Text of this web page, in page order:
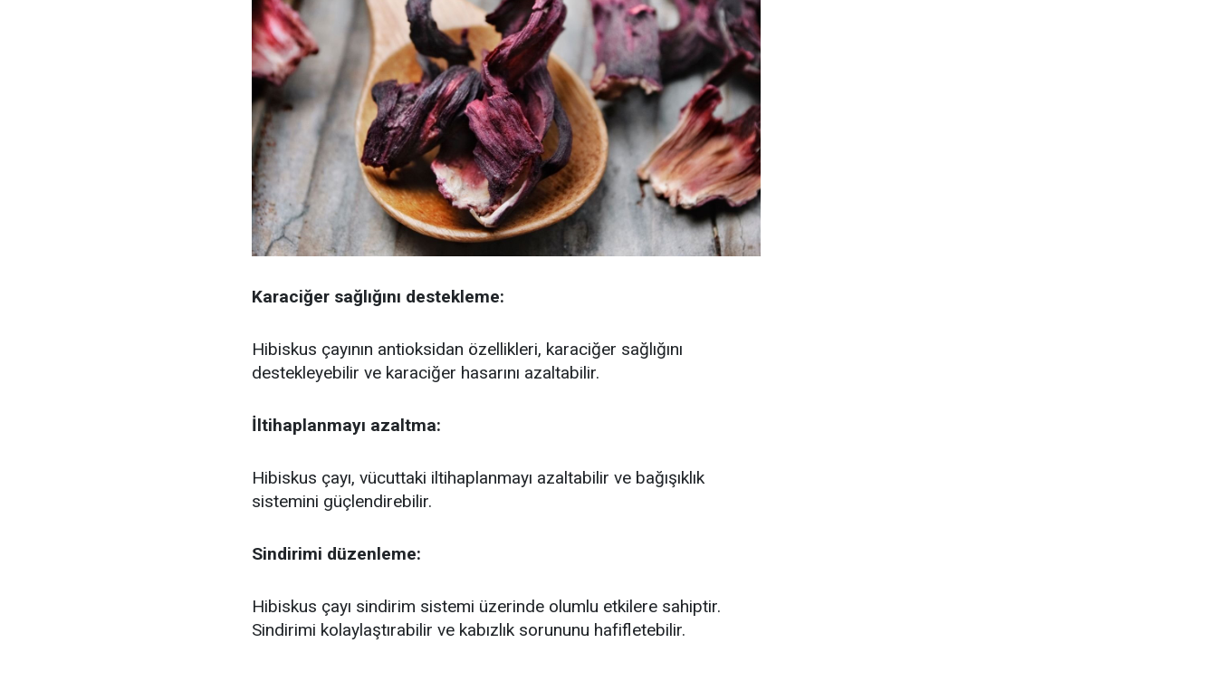
Karaciğer sağlığını destekleme:
Hibiskus çayının antioksidan özellikleri, karaciğer sağlığını
destekleyebilir ve karaciğer hasarını azaltabilir.
İltihaplanmayı azaltma:
Hibiskus çayı, vücuttaki iltihaplanmayı azaltabilir ve bağışıklık
sistemini güçlendirebilir.
Sindirimi düzenleme:
Hibiskus çayı sindirim sistemi üzerinde olumlu etkilere sahiptir.
Sindirimi kolaylaştırabilir ve kabızlık sorununu hafifletebilir.